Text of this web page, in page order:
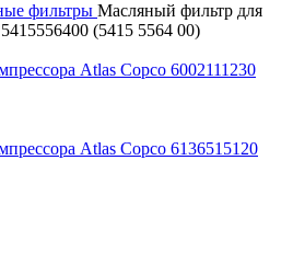
фильтры Масляный фильтр для
(5415 5564 00)
Atlas Copco 6002111230
Atlas Copco 6136515120